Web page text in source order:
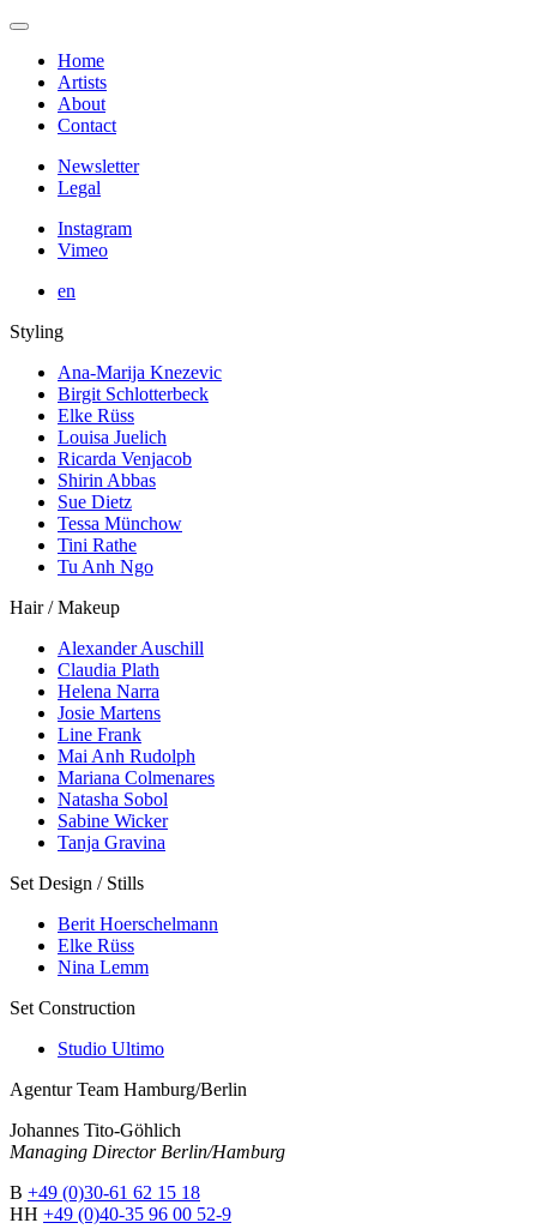
Home
Artists
About
Contact
Newsletter
Legal
Instagram
Vimeo
en
Styling
Ana-Marija Knezevic
Birgit Schlotterbeck
Elke Rüss
Louisa Juelich
Ricarda Venjacob
Shirin Abbas
Sue Dietz
Tessa Münchow
Tini Rathe
Tu Anh Ngo
Hair / Makeup
Alexander Auschill
Claudia Plath
Helena Narra
Josie Martens
Line Frank
Mai Anh Rudolph
Mariana Colmenares
Natasha Sobol
Sabine Wicker
Tanja Gravina
Set Design / Stills
Berit Hoerschelmann
Elke Rüss
Nina Lemm
Set Construction
Studio Ultimo
Agentur Team Hamburg/Berlin
Johannes Tito-Göhlich
Managing Director Berlin/Hamburg
B +49 (0)30-61 62 15 18
HH +49 (0)40-35 96 00 52-9